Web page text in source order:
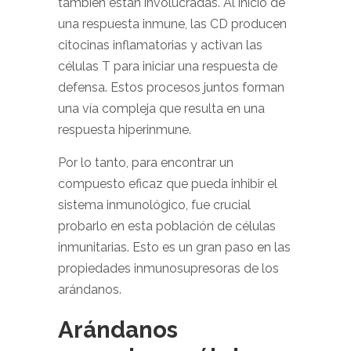
una respuesta inmune, las CD producen
citocinas inflamatorias y activan las
células T para iniciar una respuesta de
defensa. Estos procesos juntos forman
una vía compleja que resulta en una
respuesta hiperinmune.
Por lo tanto, para encontrar un
compuesto eficaz que pueda inhibir el
sistema inmunológico, fue crucial
probarlo en esta población de células
inmunitarias. Esto es un gran paso en las
propiedades inmunosupresoras de los
arándanos.
Arándanos